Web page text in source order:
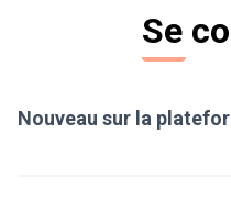
Se
Nouveau sur la